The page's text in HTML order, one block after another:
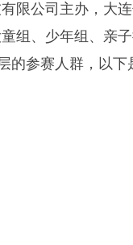
限公司主办，大
组、少年组、亲
的参赛人群，以